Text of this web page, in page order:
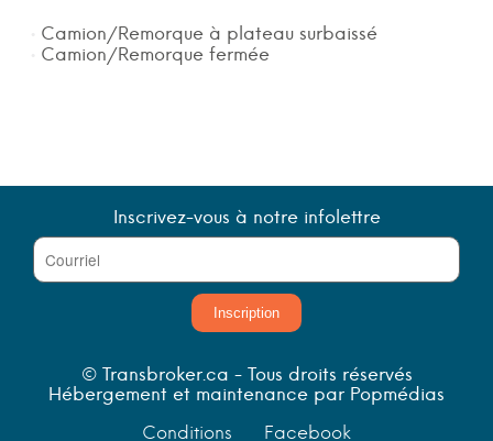
Camion/Remorque à plateau surbaissé
Camion/Remorque fermée
Inscrivez-vous à notre infolettre
Inscription
© Transbroker.ca - Tous droits réservés
Hébergement et maintenance par Popmédias
Conditions
Facebook